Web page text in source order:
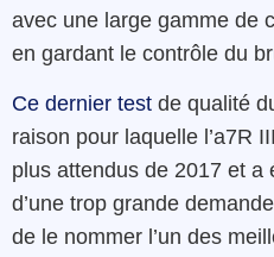
avec une large gamme de
en gardant le contrôle du
Ce dernier test de qualité
raison pour laquelle l’a7R
plus attendus de 2017 et a
d’une trop grande
de le nommer l’un des